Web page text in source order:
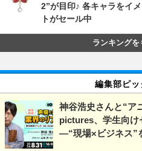
2”が目印♪ 各キャラをイ
トがセール中
ランキングを
編集部ピ
神谷浩史さんと“ア
pictures、学生向
―“現場×ビジネス”